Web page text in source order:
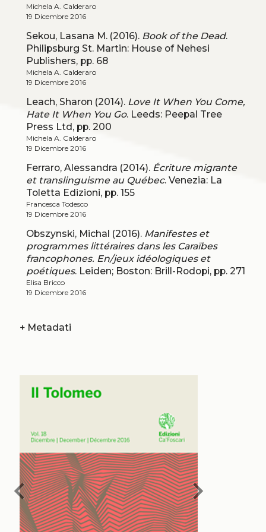
Michela A. Calderaro
19 Dicembre 2016
Sekou, Lasana M. (2016). Book of the Dead.
Philipsburg St. Martin: House of Nehesi
Publishers, pp. 68
Michela A. Calderaro
19 Dicembre 2016
Leach, Sharon (2014). Love It When You Come,
Hate It When You Go. Leeds: Peepal Tree
Press Ltd, pp. 200
Michela A. Calderaro
19 Dicembre 2016
Ferraro, Alessandra (2014). Écriture migrante
et translinguisme au Québec. Venezia: La
Toletta Edizioni, pp. 155
Francesca Todesco
19 Dicembre 2016
Obszynski, Michal (2016). Manifestes et
programmes littéraires dans les Caraïbes
francophones. En/jeux idéologiques et
poétiques. Leiden; Boston: Brill-Rodopi, pp. 271
Elisa Bricco
19 Dicembre 2016
+Metadati
chevron_left chevron_right